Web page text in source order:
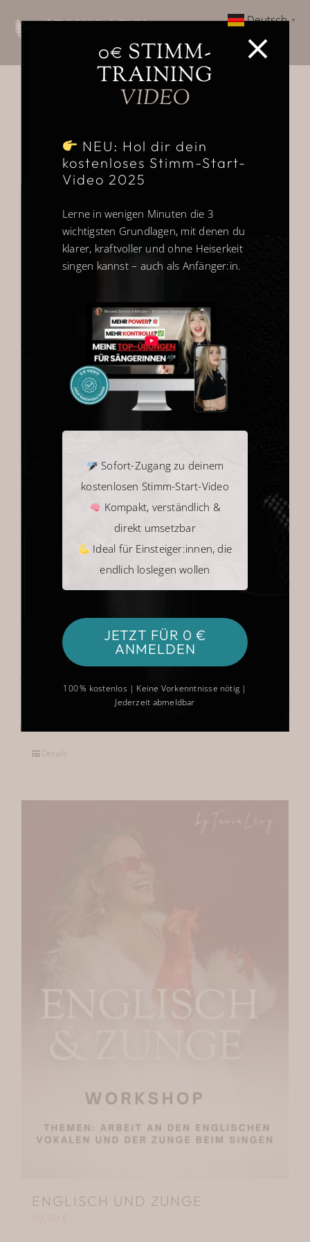
Inhalt
Gesangsausbildung
Vocal Glow Up Event
Weitere Ausbildungen
Kundenstimmen
Sortieren nachStandardsortierung
FACETTEN & EFFEKTE
49,90€
Kein Mehrwertsteuerausweis, da Kleinunternehmer
Details
ENGLISCH UND ZUNGE
49,90 €
0€ STIMM-
TRAINING
VIDEO
NEU: Hol dir dein
kostenloses Stimm-Start-
Video 2025
Lerne in wenigen Minuten die 3
wichtigsten Grundlagen, mit denen du
klarer, kraftvoller und ohne Heiserkeit
singen kannst – auch als Anfänger:in.
Sofort-Zugang zu deinem
kostenlosen Stimm-Start-Video
Kompakt, verständlich &
direkt umsetzbar
Ideal für Einsteiger:innen, die
endlich loslegen wollen
JETZT FÜR 0 €
ANMELDEN
100 % kostenlos | Keine Vorkenntnisse nötig |
Jederzeit abmeldbar
Deutsch ▼